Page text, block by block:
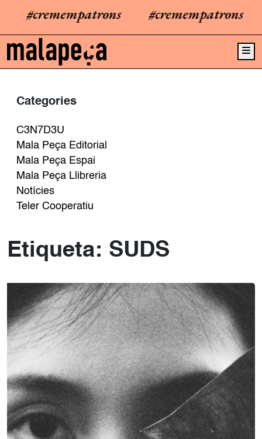
#cremempatrons #cremempatrons
Etiqueta: SUDS
Categories
C3N7D3U
Mala Peça Editorial
Mala Peça Espai
Mala Peça Llibreria
Notícies
Teler Cooperatiu